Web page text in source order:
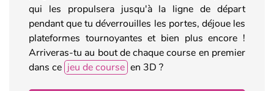
qui les propulsera jusqu'à la ligne de départ
pendant que tu déverrouilles les portes, déjoue les
plateformes tournoyantes et bien plus encore !
Arriveras-tu au bout de chaque course en premier
dans ce jeu de course en 3D ?